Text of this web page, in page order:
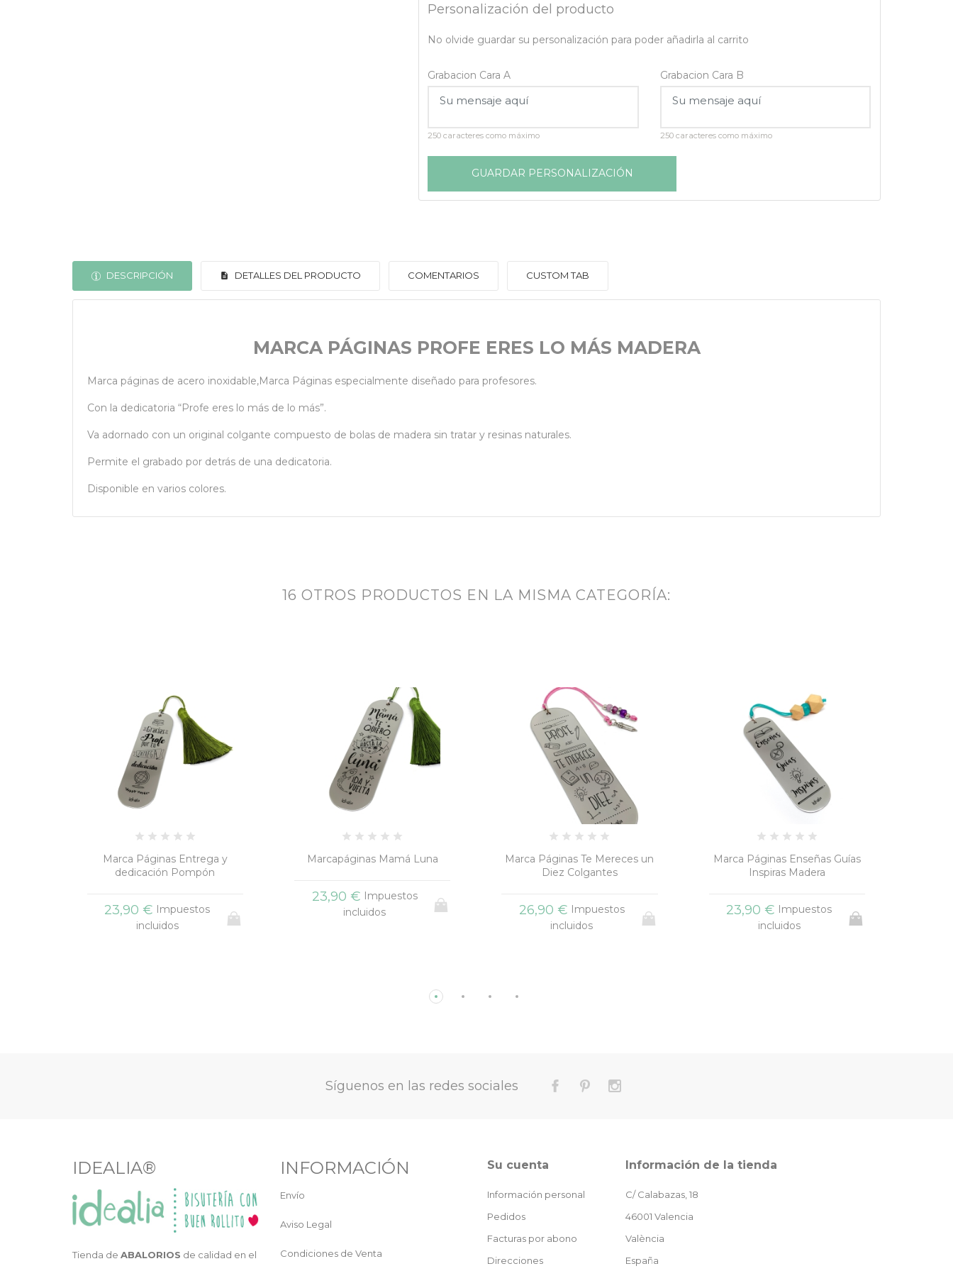
Personalización del producto
No olvide guardar su personalización para poder añadirla al carrito
Grabacion Cara A
250 caracteres como máximo
Grabacion Cara B
250 caracteres como máximo
GUARDAR PERSONALIZACIÓN
DESCRIPCIÓN DETALLES DEL PRODUCTO COMENTARIOS CUSTOM TAB
MARCA PÁGINAS PROFE ERES LO MÁS MADERA
Marca páginas de acero inoxidable,Marca Páginas especialmente diseñado para profesores.
Con la dedicatoria “Profe eres lo más de lo más”.
Va adornado con un original colgante compuesto de bolas de madera sin tratar y resinas naturales.
Permite el grabado por detrás de una dedicatoria.
Disponible en varios colores.
16 OTROS PRODUCTOS EN LA MISMA CATEGORÍA:
Marcapáginas Mamá Luna
incluidos
Marca Páginas Te Mereces un
26,90 €Impuestos
Marca Páginas Enseñas Guías
Inspiras Madera
23,90 € Impuestos
incluidos
Marca páginas Mereces un
Diez
15,90 €Impuestos
incluidos
Síguenos en las redes sociales
IDEALIA®
Tienda de ABALORIOS de calidad en el
INFORMACIÓN
Envío
Aviso Legal
Condiciones de Venta
Su cuenta
Información personal
Pedidos
Facturas por abono
Direcciones
Información de la tienda
C/ Calabazas, 18
46001 Valencia
València
España